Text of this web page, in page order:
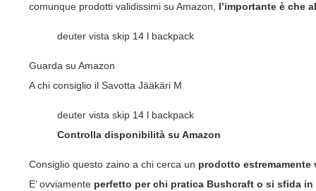
comunque prodotti validissimi su Amazon l’importante è che
deuter vista skip 14 l backpack
Guarda su Amazon
A chi consiglio il Savotta Jääkäri M
deuter vista skip 14 l backpack
Controlla disponibilità su Amazon
Consiglio questo zaino a chi cerca un prodotto estremamente
E’ ovviamente perfetto per chi pratica Bushcraft o si sfida